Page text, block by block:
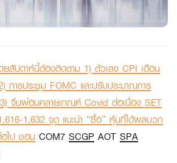
สัปดาห์นี้ต้องติดตาม 1) ตัวเลข CPI เดือน
ารประชุม FOMC และปรับประมาณการ
จีนผ่อนคลายเกณฑ์ Covid ต่อเนื่อง SET
1,632 จุด แนะนำ “ซื้อ” หุ้นที่ได้ผลบวก
ไป ชอบ COM7 SCGP AOT SPA